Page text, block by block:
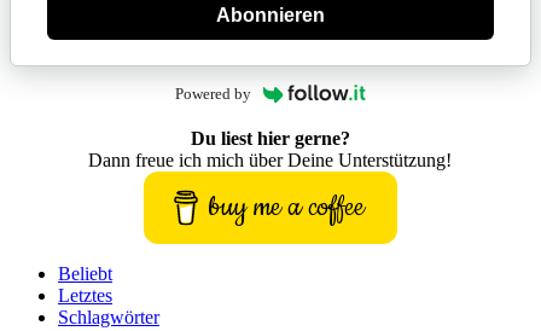
Abonnieren
Powered by
Du liest hier gerne?
Dann freue ich mich über Deine Unterstützung!
buy me a coffee
Beliebt
Letztes
Schlagwörter